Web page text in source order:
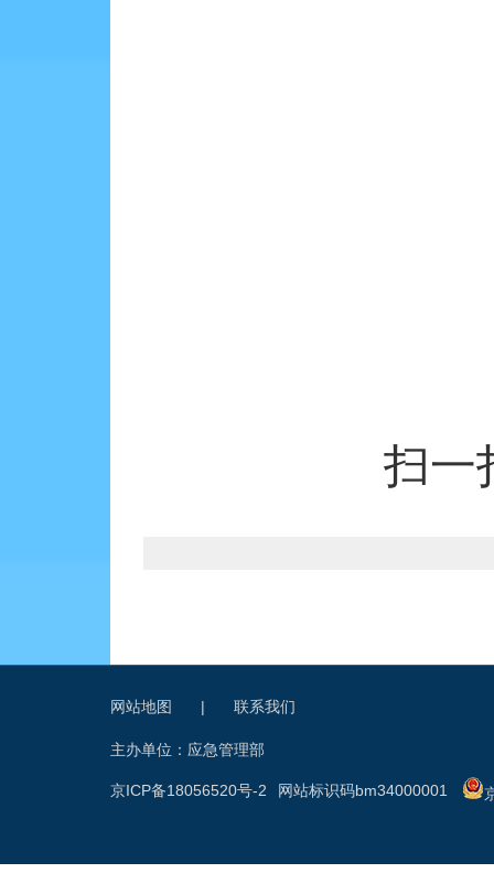
扫一
网站地图 | 联系我们
主办单位：应急管理部
网站标识码bm34000001
京ICP备18056520号-2